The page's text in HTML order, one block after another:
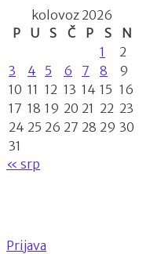
kolovoz 2026
P
U S Č P S
N
1
2
3
4 5 6 7 8
9
10 11 12 13 14 15 16
17 18 19 20 21 22 23
24 25 26 27 28 29 30
31
« srp
Prijava